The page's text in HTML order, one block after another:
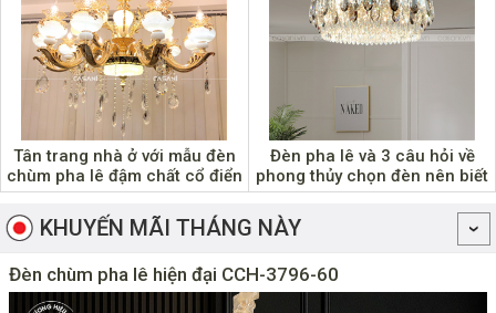
Tân trang nhà ở với mẫu đèn
chùm pha lê đậm chất cổ điển
Đèn pha lê và 3 câu hỏi về
phong thủy chọn đèn nên biết
KHUYẾN MÃI THÁNG NÀY
Đèn chùm pha lê hiện đại CCH-3796-60